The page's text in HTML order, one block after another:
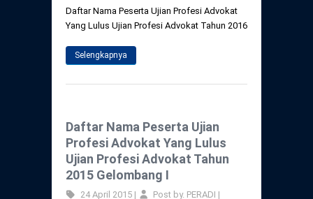
Daftar Nama Peserta Ujian Profesi Advokat
Yang Lulus Ujian Profesi Advokat Tahun 2016
Selengkapnya
Daftar Nama Peserta Ujian
Profesi Advokat Yang Lulus
Ujian Profesi Advokat Tahun
2015 Gelombang I
24 April 2015 | Post by. PERADI |